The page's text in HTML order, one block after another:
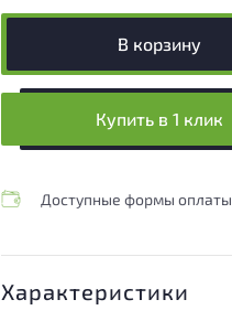
В корзину
Купить в 1 клик
Доступные формы оплаты
Характеристики